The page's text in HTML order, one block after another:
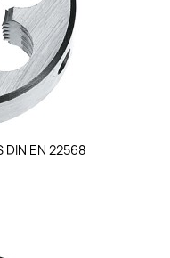
DIN EN 22568